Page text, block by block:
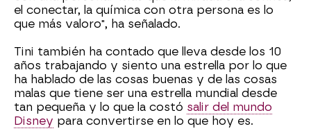
el conectar, la química con otra persona es lo
que más valoro", ha señalado.
Tini también ha contado que lleva desde los 10
años trabajando y siento una estrella por lo que
ha hablado de las cosas buenas y de las cosas
malas que tiene ser una estrella mundial desde
tan pequeña y lo que la costó salir del mundo
Disney para convertirse en lo que hoy es.